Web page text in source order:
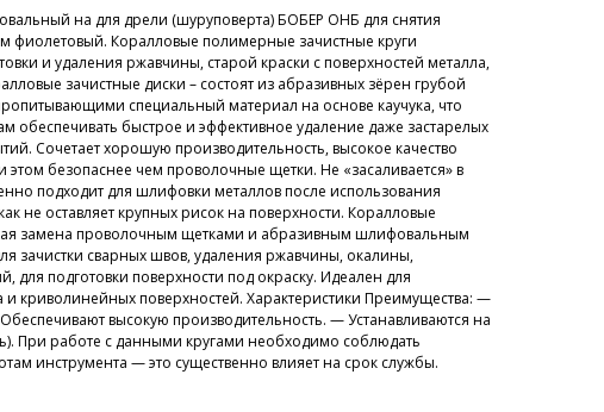
на для дрели (шуруповерта) БОБЕР ОНБ для снятия
фиолетовый. Коралловые полимерные зачистные круги
и удаления ржавчины, старой краски с поверхностей металла,
зачистные диски – состоят из абразивных зёрен грубой
специальный материал на основе каучука, что
обеспечивать быстрое и эффективное удаление даже застарелых
Сочетает хорошую производительность, высокое качество
безопаснее чем проволочные щетки. Не «засаливается» в
подходит для шлифовки металлов после использования
не оставляет крупных рисок на поверхности. Коралловые
замена проволочным щетками и абразивным шлифовальным
зачистки сварных швов, удаления ржавчины, окалины,
для подготовки поверхности под окраску. Идеален для
и криволинейных поверхностей. Характеристики Преимущества: —
высокую производительность. — Устанавливаются на
При работе с данными кругами необходимо соблюдать
инструмента — это существенно влияет на срок службы.